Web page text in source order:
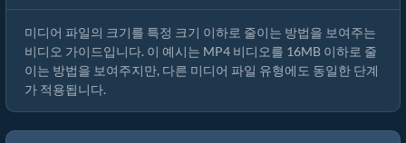
미디어 파일의 크기를 특정 크기 이하로 줄이는 방법을 보여주는
비디오 가이드입니다. 이 예시는 MP4 비디오를 16MB 이하로 줄
이는 방법을 보여주지만, 다른 미디어 파일 유형에도 동일한 단계
가 적용됩니다.